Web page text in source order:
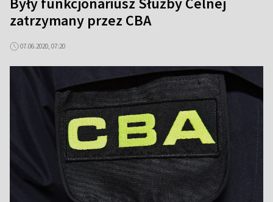
zatrzymany przez CBA
07.06.2020, 07:20